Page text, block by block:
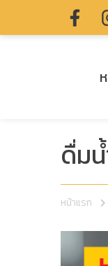
ดื่ม
หน้าแรก